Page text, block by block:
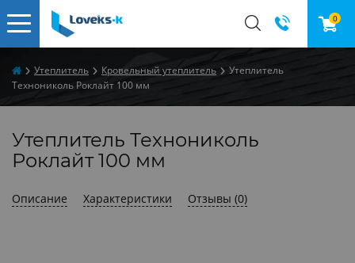
0
Утеплитель Кровельный утеплитель
Утеплитель
Технониколь Роклайт 100 мм
Утеплитель Технониколь
Роклайт 100 мм
Описание Характеристики Отзывы (0)